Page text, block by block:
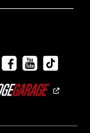
Visitar
Visitar
en
Visitar
en en